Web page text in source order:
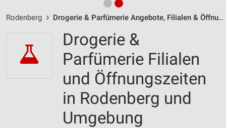
Rodenberg Drogerie & Parfümerie Angebote, Filialen & Öffnungszeiten
Drogerie &
Parfümerie Filialen
und Öffnungszeiten
in Rodenberg und
Umgebung